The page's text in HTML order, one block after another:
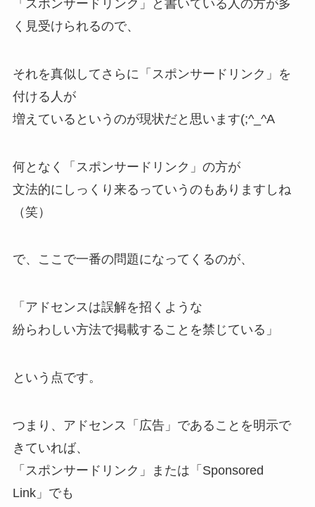
「スポンサードリンク」と書いている人の方が多
く見受けられるので、
それを真似してさらに「スポンサードリンク」を
付ける人が
増えているというのが現状だと思います(;^_^A
何となく「スポンサードリンク」の方が
文法的にしっくり来るっていうのもありますしね
（笑）
で、ここで一番の問題になってくるのが、
「アドセンスは誤解を招くような
紛らわしい方法で掲載することを禁じている」
という点です。
つまり、アドセンス「広告」であることを明示で
きていれば、
「スポンサードリンク」または「Sponsored
Link」でも